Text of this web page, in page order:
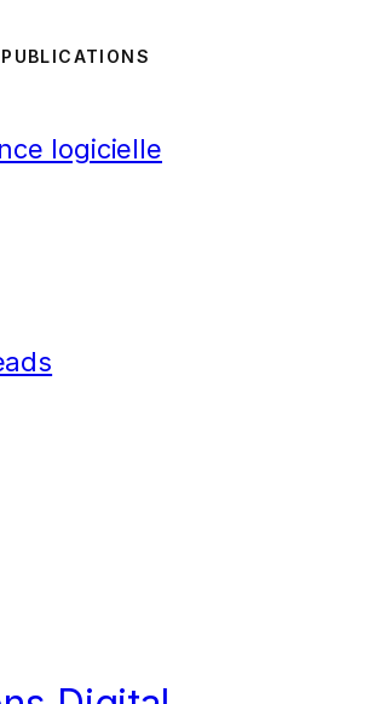
logicielle